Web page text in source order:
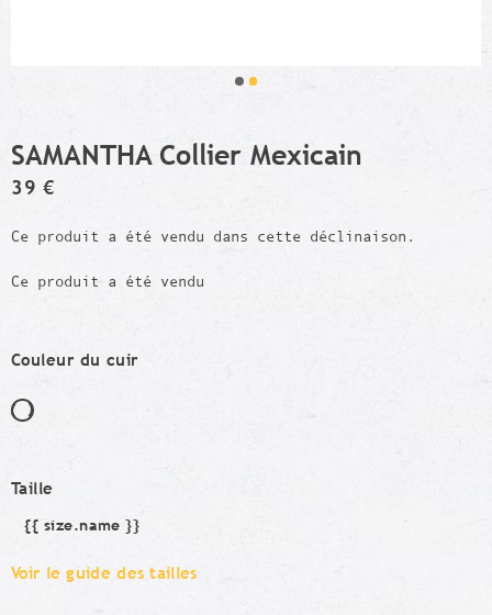
SAMANTHA Collier Mexicain
39 €
Ce produit a été vendu dans cette déclinaison.
Ce produit a été vendu
Couleur du cuir
Taille
Taille
{{ size.name }}
Voir le guide des tailles